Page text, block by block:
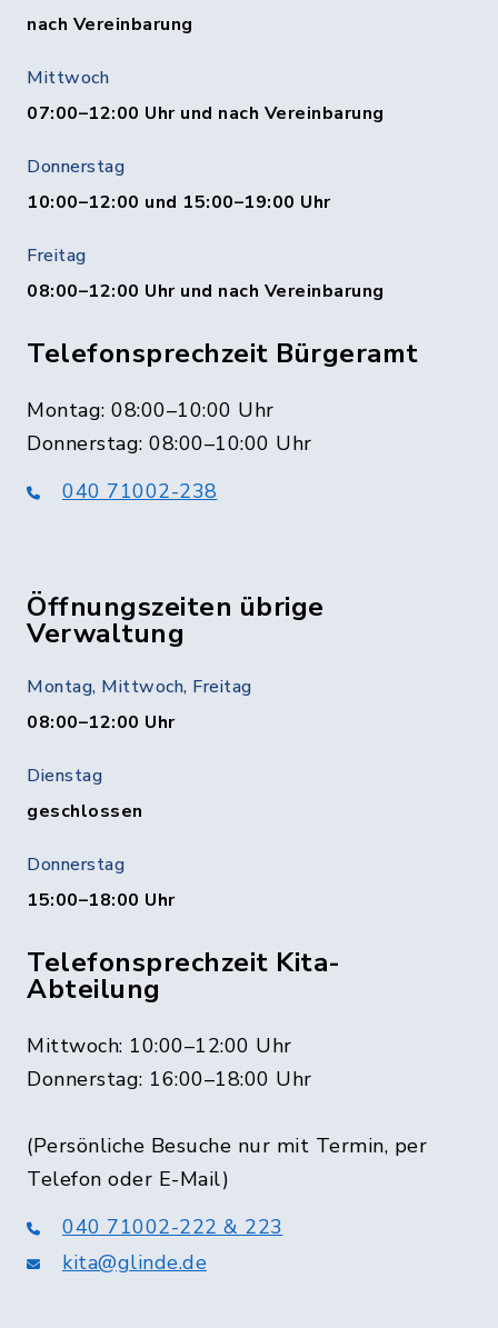
nach Vereinbarung
Mittwoch
07:00–12:00 Uhr und nach Vereinbarung
Donnerstag
10:00–12:00 und 15:00–19:00 Uhr
Freitag
08:00–12:00 Uhr und nach Vereinbarung
Telefonsprechzeit Bürgeramt
Montag: 08:00–10:00 Uhr
Donnerstag: 08:00–10:00 Uhr
040 71002-238
Öffnungszeiten übrige
Verwaltung
Montag, Mittwoch, Freitag
08:00–12:00 Uhr
Dienstag
geschlossen
Donnerstag
15:00–18:00 Uhr
Telefonsprechzeit Kita-
Abteilung
Mittwoch: 10:00–12:00 Uhr
Donnerstag: 16:00–18:00 Uhr
(Persönliche Besuche nur mit Termin, per
Telefon oder E-Mail)
040 71002-222 & 223
kita@glinde.de